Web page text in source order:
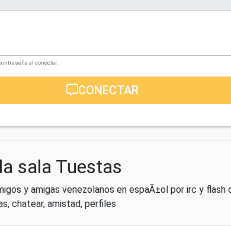
al conectar.
CONECTAR
sala Tuestas
y amigas venezolanos en espaÃ±ol por irc y flash
chatear, amistad, perfiles